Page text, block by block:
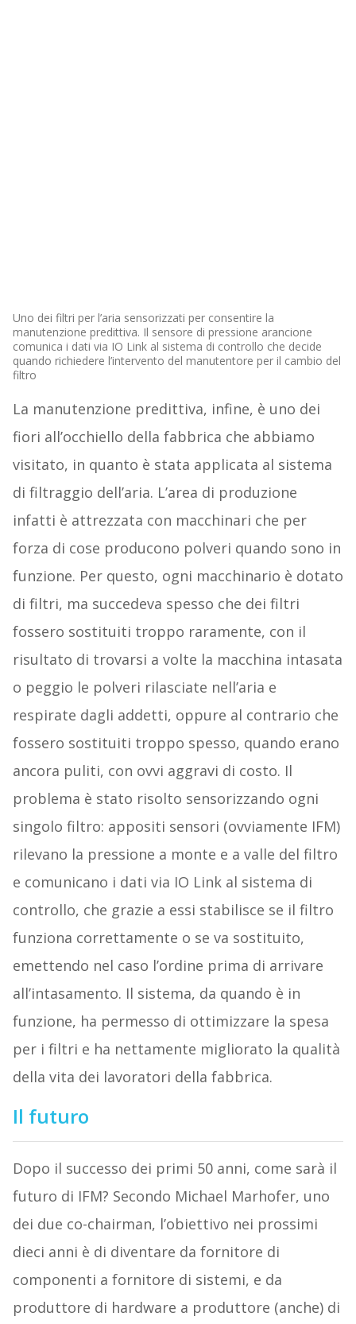
Uno dei filtri per l’aria sensorizzati per consentire la
manutenzione predittiva. Il sensore di pressione arancione
comunica i dati via IO Link al sistema di controllo che decide
quando richiedere l’intervento del manutentore per il cambio del
filtro
La manutenzione predittiva, infine, è uno dei
fiori all’occhiello della fabbrica che abbiamo
visitato, in quanto è stata applicata al sistema
di filtraggio dell’aria. L’area di produzione
infatti è attrezzata con macchinari che per
forza di cose producono polveri quando sono in
funzione. Per questo, ogni macchinario è dotato
di filtri, ma succedeva spesso che dei filtri
fossero sostituiti troppo raramente, con il
risultato di trovarsi a volte la macchina intasata
o peggio le polveri rilasciate nell’aria e
respirate dagli addetti, oppure al contrario che
fossero sostituiti troppo spesso, quando erano
ancora puliti, con ovvi aggravi di costo. Il
problema è stato risolto sensorizzando ogni
singolo filtro: appositi sensori (ovviamente IFM)
rilevano la pressione a monte e a valle del filtro
e comunicano i dati via IO Link al sistema di
controllo, che grazie a essi stabilisce se il filtro
funziona correttamente o se va sostituito,
emettendo nel caso l’ordine prima di arrivare
all’intasamento. Il sistema, da quando è in
funzione, ha permesso di ottimizzare la spesa
per i filtri e ha nettamente migliorato la qualità
della vita dei lavoratori della fabbrica.
Il futuro
Dopo il successo dei primi 50 anni, come sarà il
futuro di IFM? Secondo Michael Marhofer, uno
dei due co-chairman, l’obiettivo nei prossimi
dieci anni è di diventare da fornitore di
componenti a fornitore di sistemi, e da
produttore di hardware a produttore (anche) di